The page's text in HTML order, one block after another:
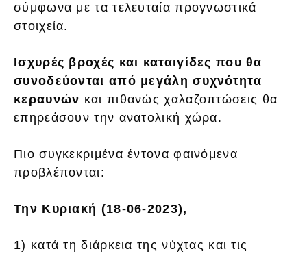
σύμφωνα με τα τελευταία προγνωστικά
στοιχεία.
Ισχυρές βροχές και καταιγίδες που θα
συνοδεύονται από μεγάλη συχνότητα
κεραυνών και πιθανώς χαλαζοπτώσεις θα
επηρεάσουν την ανατολική χώρα.
Πιο συγκεκριμένα έντονα φαινόμενα
προβλέπονται:
Την Κυριακή (18-06-2023),
1) κατά τη διάρκεια της νύχτας και τις